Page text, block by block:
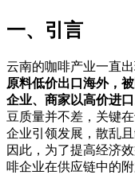
一、引言
云南的咖啡产业一直
原料低价出口海外，
企业、商家以高价进口
豆质量并不差，关键
企业引领发展，散乱
因此，为了提高经济
啡企业在供应链中的